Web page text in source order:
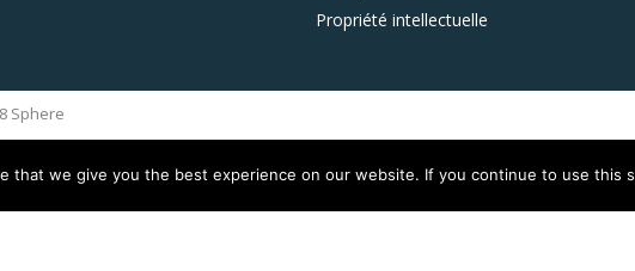
Propriété intellectuelle
Sphere
that we give you the best experience on our website. If you continue to use this